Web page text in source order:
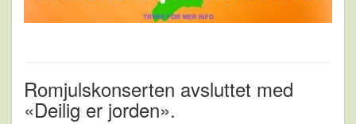
Romjulskonserten avsluttet med
«Deilig er jorden».